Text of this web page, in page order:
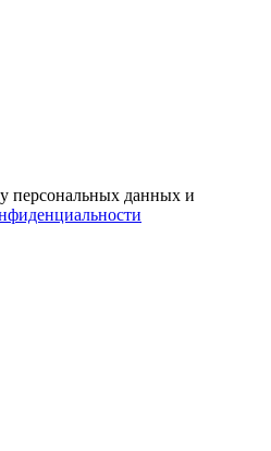
персональных данных и